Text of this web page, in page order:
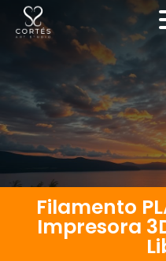
Filamento
Impresora